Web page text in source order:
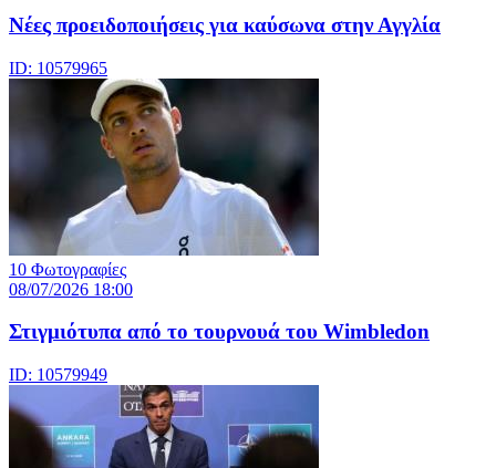
Νέες προειδοποιήσεις για καύσωνα στην Αγγλία
ID: 10579965
10 Φωτογραφίες
08/07/2026 18:00
Στιγμιότυπα από το τουρνουά του Wimbledon
ID: 10579949